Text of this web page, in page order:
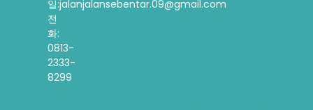
일:jalanjalansebentar.09@gmail.com
전
화:
0813-
2333-
8299